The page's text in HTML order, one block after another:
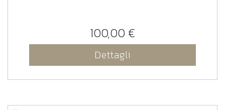
100,00 €
Dettagli